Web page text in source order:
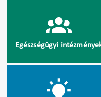
Egészségügyi